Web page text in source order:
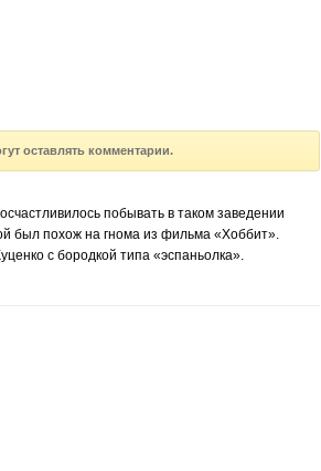
оставлять комментарии.
побывать в таком заведении
был похож на гнома из фильма «Хоббит».
с бородкой типа «эспаньолка».